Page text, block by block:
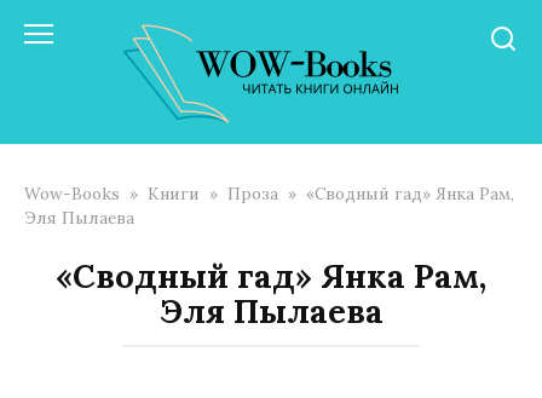
Wow-Books » Книги » Проза » «Сводный гад» Янка Рам,
Эля Пылаева
«Сводный гад» Янка Рам,
Эля Пылаева